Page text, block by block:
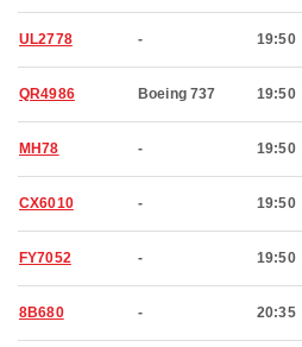
UL2778 - 19:50
QR4986 Boeing 737 19:50
MH78 - 19:50
CX6010 - 19:50
FY7052 - 19:50
8B680 - 20:35